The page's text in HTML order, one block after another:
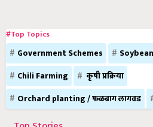
#Top Topics
Government Schemes
Chili Farming
कृषी प्रक्रिया
Orchard planting / फळबाग लागवड